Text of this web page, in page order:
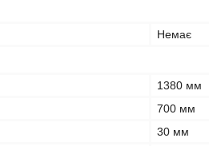
Немає
1380 мм
700 мм
30 мм